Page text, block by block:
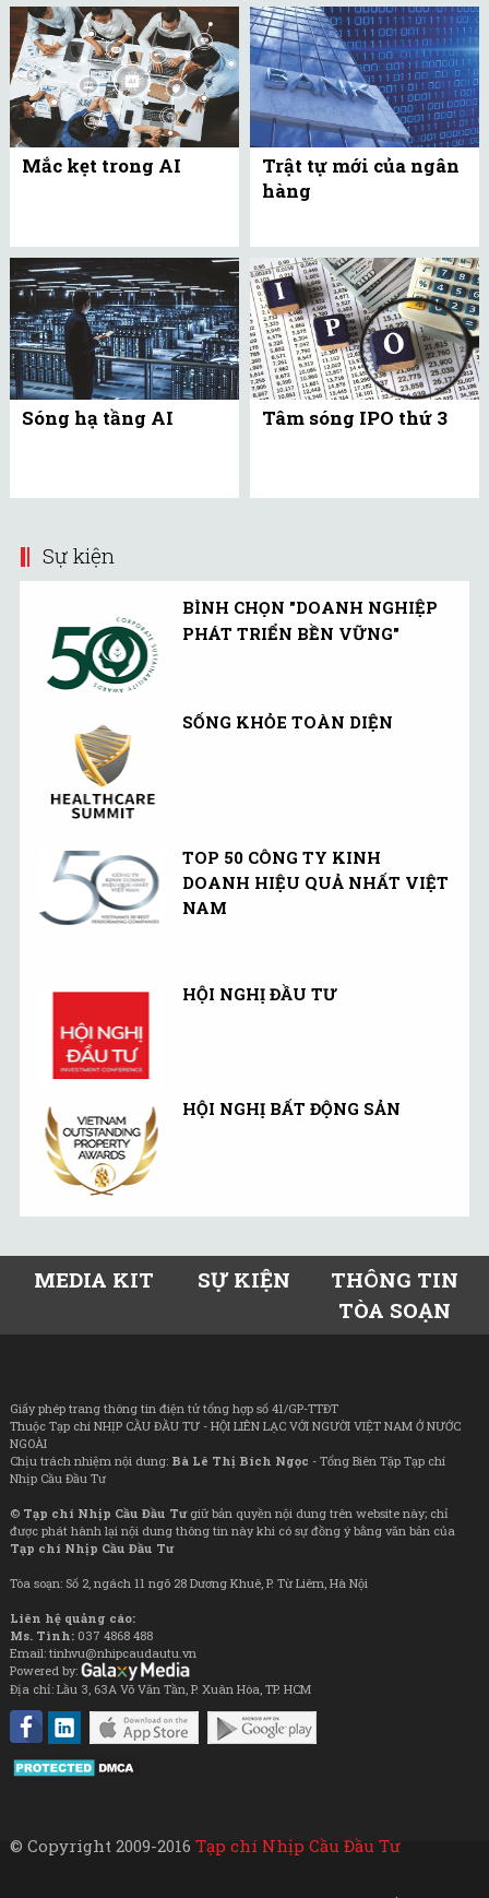
Mắc kẹt trong AI
Trật tự mới của ngân
hàng
Sóng hạ tầng AI Tâm sóng IPO thứ 3
Sự kiện
BÌNH CHỌN "DOANH NGHIỆP
PHÁT TRIỂN BỀN VỮNG"
SỐNG KHỎE TOÀN DIỆN
TOP 50 CÔNG TY KINH
DOANH HIỆU QUẢ NHẤT VIỆT
NAM
HỘI NGHỊ ĐẦU TƯ
HỘI NGHỊ BẤT ĐỘNG SẢN
MEDIA KIT SỰ KIỆN
THÔNG TIN
TÒA SOẠN
Giấy phép trang thông tin điện tử tổng hợp số 41/GP-TTĐT
Thuộc Tạp chí NHỊP CẦU ĐẦU TƯ - HỘI LIÊN LẠC VỚI NGƯỜI VIỆT NAM Ở NƯỚC
NGOÀI
Chịu trách nhiệm nội dung: Bà Lê Thị Bích Ngọc - Tổng Biên Tập Tạp chí
Nhịp Cầu Đầu Tư
© Tạp chí Nhịp Cầu Đầu Tưgiữ bản quyền nội dung trên website này; chỉ
được phát hành lại nội dung thông tin này khi có sự đồng ý bằng văn bản của
Tạp chí Nhịp Cầu Đầu Tư
Tòa soạn: Số 2, ngách 11 ngõ 28 Dương Khuê, P. Từ Liêm, Hà Nội
Liên hệ quảng cáo:
Ms. Tình: 037 4868 488
Email: tinhvu@nhipcaudautu.vn
Powered by:
Địa chỉ: Lầu 3, 63A Võ Văn Tần, P. Xuân Hòa, TP. HCM
© Copyright 2009-2016 Tạp chí Nhịp Cầu Đầu Tư